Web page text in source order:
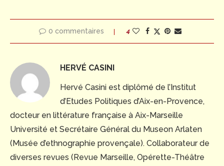
0 commentaires 4
HERVÉ CASINI
Hervé Casini est diplômé de l’Institut
d’Etudes Politiques d’Aix-en-Provence,
docteur en littérature française à Aix-Marseille
Université et Secrétaire Général du Museon Arlaten
(Musée d’ethnographie provençale). Collaborateur de
diverses revues (Revue Marseille, Opérette-Théâtre